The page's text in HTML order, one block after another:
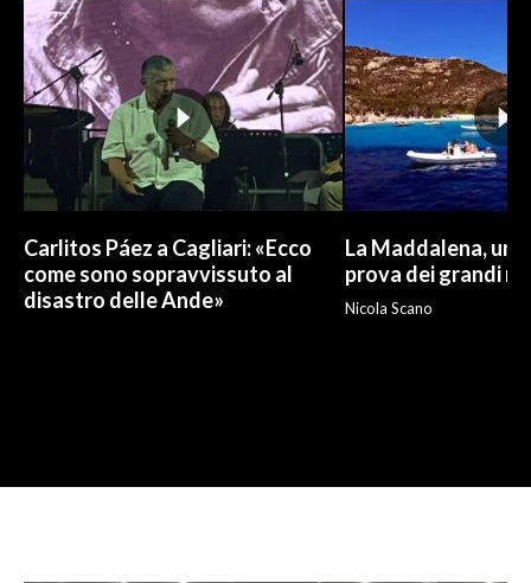
Carlitos Páez a Cagliari: «Ecco
come sono sopravvissuto al
disastro delle Ande»
La Maddalena, un
prova dei grandi
Nicola Scano